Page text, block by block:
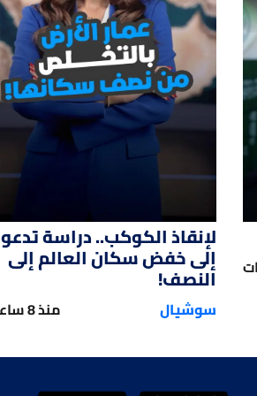
01:47
لإنقاذ الكوكب.. دراسة تدعو
إلى خفض سكان العالم إلى
النصف!
سوشيال منذ 8 ساعات